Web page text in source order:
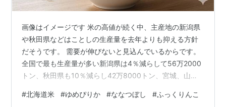
いもち病真性抵抗性遺伝子型は“Pii,ik”と推定され、葉
いもち圃場抵抗性は「ほしのゆめ」よりやや強く、「お
ぼろづき」並の“やや弱”と判定される。穂いもち圃場抵
抗性は、「ほしのゆめ」よりわずかに強く、「おぼろづ
き」よりわずかに弱い“やや弱〜中”である。
玄米収量は「おぼろづき」「ほしのゆめ」より多収で
ある。
画像はイメージです 米の高値が続く中、主産地の新潟県
や秋田県などはことしの生産量を去年よりも抑える方針
だそうです。 需要が伸びないと見込んでいるからです。
全国で最も生産量が多い新潟県は4％減らして56万2000
トン、秋田県も10％減らし42万8000トン、宮城、山
示し、価格高騰で増産が進んだ去年から一転して生産量
#北海道米 #ゆめぴりか #ななつぼし #ふっくりんこ